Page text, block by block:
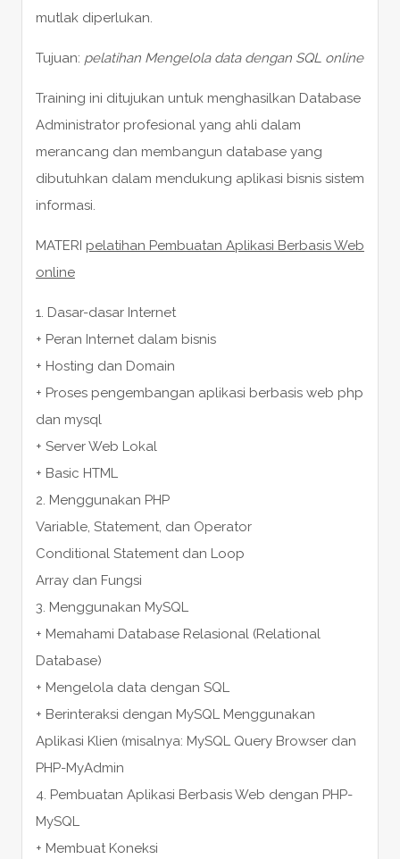
mutlak diperlukan.
Tujuan: pelatihan Mengelola data dengan SQL online
Training ini ditujukan untuk menghasilkan Database
Administrator profesional yang ahli dalam
merancang dan membangun database yang
dibutuhkan dalam mendukung aplikasi bisnis sistem
informasi.
MATERI pelatihan Pembuatan Aplikasi Berbasis Web
online
1. Dasar-dasar Internet
+ Peran Internet dalam bisnis
+ Hosting dan Domain
+ Proses pengembangan aplikasi berbasis web php
dan mysql
+ Server Web Lokal
+ Basic HTML
2. Menggunakan PHP
Variable, Statement, dan Operator
Conditional Statement dan Loop
Array dan Fungsi
3. Menggunakan MySQL
+ Memahami Database Relasional (Relational
Database)
+ Mengelola data dengan SQL
+ Berinteraksi dengan MySQL Menggunakan
Aplikasi Klien (misalnya: MySQL Query Browser dan
PHP-MyAdmin
4. Pembuatan Aplikasi Berbasis Web dengan PHP-
MySQL
+ Membuat Koneksi